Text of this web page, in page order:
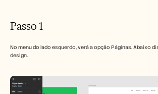
Passo 1
No menu do lado esquerdo, verá a opção Páginas. Abaixo
design.
Preços
Carreiras
Marcar uma